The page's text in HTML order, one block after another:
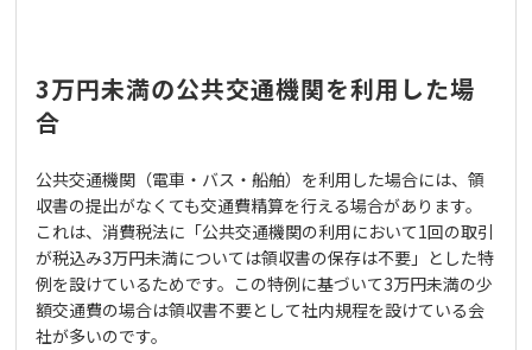
3万円未満の公共交通機関を利用した場
合
公共交通機関（電車・バス・船舶）を利用した場合には、領
収書の提出がなくても交通費精算を行える場合があります。
これは、消費税法に「公共交通機関の利用において1回の取引
が税込み3万円未満については領収書の保存は不要」とした特
例を設けているためです。この特例に基づいて3万円未満の少
額交通費の場合は領収書不要として社内規程を設けている会
社が多いのです。